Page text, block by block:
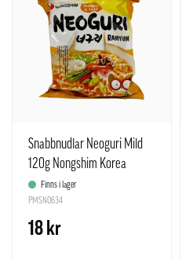
Snabbnudlar Neoguri Mild
120g Nongshim Korea
Finns i lager
PMSN0634
18 kr